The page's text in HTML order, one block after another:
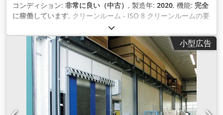
コンディション: 非常に良い（中古） , 製造年: 2020, 機能: 完全
に稼働しています, クリーンルーム - ISO 8 クリーンルームの要
求事項 ISOクラス8｜クリーンルームの分類 ISO 8｜クリーンル
ームの要求事項 ISO 8｜クリーンルームの分類 ISO 8. クリーン
ルームの空気清浄度クラスISO 8を達成するために、通常、い
くつかのレベルの空気ろ過が使用されます（G4プレフィルタ
ー、F9フィルター、H13ファイナルフィルタ ーなど）。室内の
空気の動きは非一方向性です（室内に供給される「清浄な」空
気と室内に存在する「汚れた」空気の混合があります）。ISO
8の部屋の換気口は壁にある。1時間あたりに必要な換気回数
は、その部屋で行われる活動の性質と、そこにいるスタッフの
小型広告